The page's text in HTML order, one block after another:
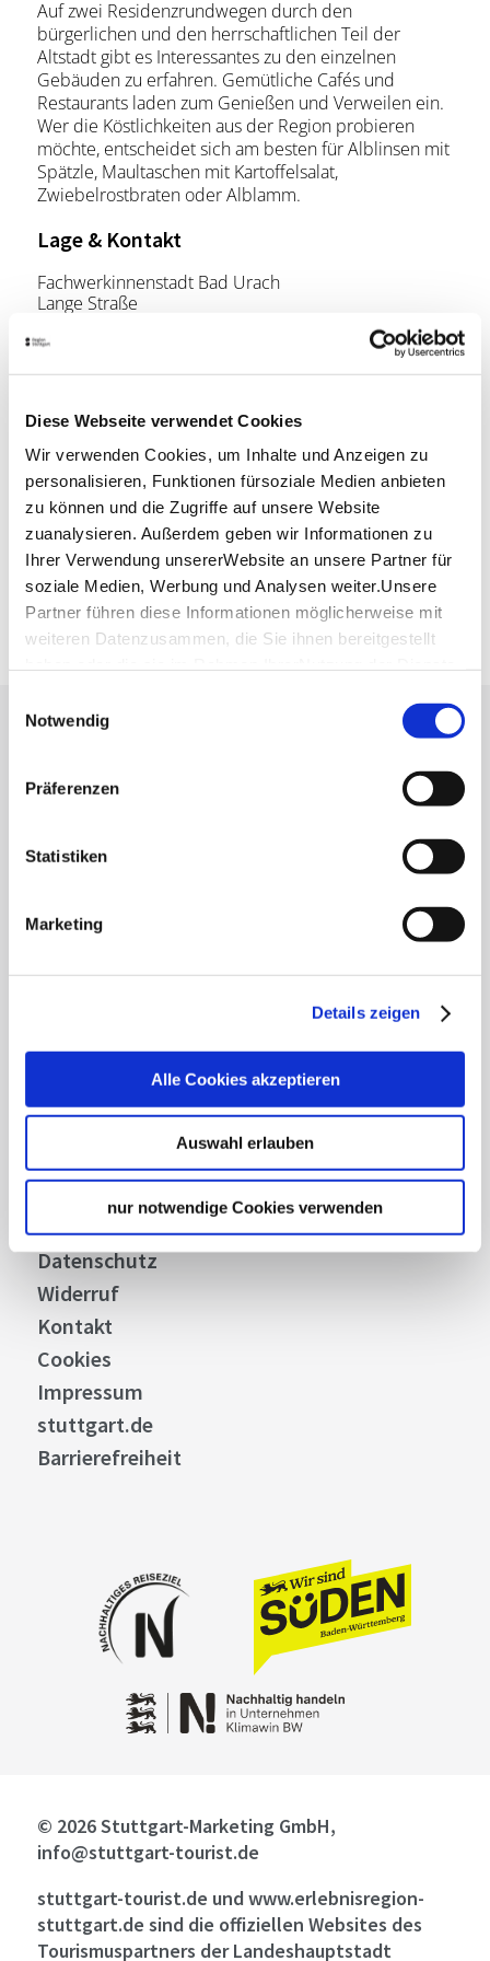
Diese Webseite verwendet Cookies
Wir verwenden Cookies, um Inhalte und Anzeigen zu
personalisieren, Funktionen fürsoziale Medien anbieten
zu können und die Zugriffe auf unsere Website
zuanalysieren. Außerdem geben wir Informationen zu
Ihrer Verwendung unsererWebsite an unsere Partner für
soziale Medien, Werbung und Analysen weiter.Unsere
Partner führen diese Informationen möglicherweise mit
weiteren Datenzusammen, die Sie ihnen bereitgestellt
Impressum
Notwendig
Präferenzen
Statistiken
Marketing
Details zeigen
Alle Cookies akzeptieren
Auswahl erlauben
nur notwendige Cookies verwenden
Auf zwei Residenzrundwegen durch den
bürgerlichen und den herrschaftlichen Teil der
Altstadt gibt es Interessantes zu den einzelnen
Gebäuden zu erfahren. Gemütliche Cafés und
Restaurants laden zum Genießen und Verweilen ein.
Wer die Köstlichkeiten aus der Region probieren
möchte, entscheidet sich am besten für Alblinsen mit
Spätzle, Maultaschen mit Kartoffelsalat,
Zwiebelrostbraten oder Alblamm.
Lage & Kontakt
Fachwerkinnenstadt Bad Urach
Lange Straße
Planen Sie Ihre Anreise
Verkehrs- und Tarifverbund Stuttgart GmbH
Fahrplanauskunft des VVS
Deutsche Bahn AG
Fahrplanauskunft der DB
Google Maps
Google Maps Route
Lassen Sie sich inspirieren!
Mit unserem Newsletter bleiben Sie zu Events,
Stuttgart Convention Bureau
Bilddatenbank
Allgemeine Geschäftsbedingungen
Datenschutz
Widerruf
Kontakt
Cookies
Impressum
stuttgart.de
Barrierefreiheit
© 2026 Stuttgart-Marketing GmbH,
info@stuttgart-tourist.de
stuttgart-tourist.de und www.erlebnisregion-
stuttgart.de sind die offiziellen Websites des
Tourismuspartners der Landeshauptstadt